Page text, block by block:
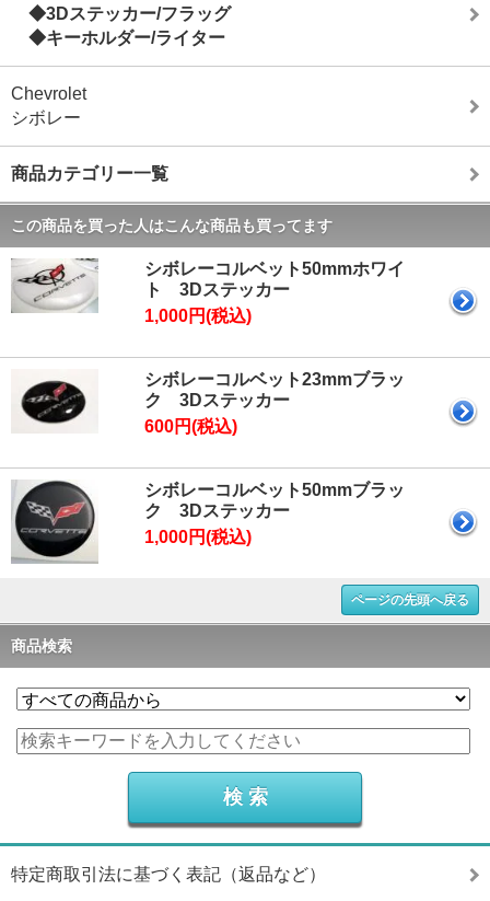
◆3Dステッカー/フラッグ
◆キーホルダー/ライター
Chevrolet
シボレー
商品カテゴリー一覧
この商品を買った人はこんな商品も買ってます
シボレーコルベット50mmホワイ
ト 3Dステッカー
1,000円(税込)
シボレーコルベット23mmブラッ
ク 3Dステッカー
600円(税込)
シボレーコルベット50mmブラッ
ク 3Dステッカー
1,000円(税込)
ページの先頭へ戻る
商品検索
特定商取引法に基づく表記（返品など）